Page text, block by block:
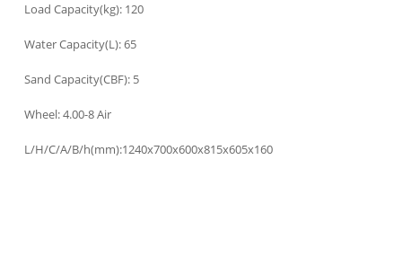
Load Capacity(kg): 120
Water Capacity(L): 65
Sand Capacity(CBF): 5
Wheel: 4.00-8 Air
L/H/C/A/B/h(mm):1240x700x600x815x605x160